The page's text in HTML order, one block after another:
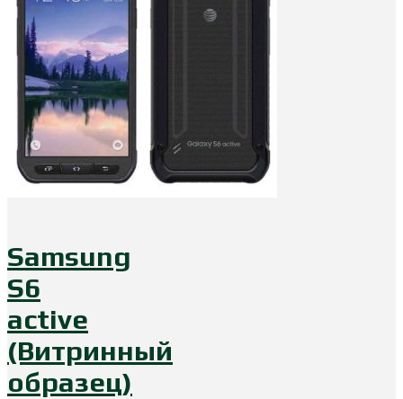
Samsung
S6
active
(Витринный
образец)